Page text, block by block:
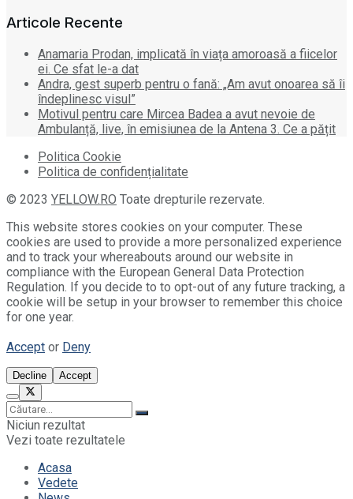
Articole Recente
Anamaria Prodan, implicată în viața amoroasă a fiicelor
ei. Ce sfat le-a dat
Andra, gest superb pentru o fană: „Am avut onoarea să îi
îndeplinesc visul”
Motivul pentru care Mircea Badea a avut nevoie de
Ambulanță, live, în emisiunea de la Antena 3. Ce a pățit
Politica Cookie
Politica de confidențialitate
© 2023 YELLOW.RO Toate drepturile rezervate.
This website stores cookies on your computer. These
cookies are used to provide a more personalized experience
and to track your whereabouts around our website in
compliance with the European General Data Protection
Regulation. If you decide to to opt-out of any future tracking, a
cookie will be setup in your browser to remember this choice
for one year.
Accept or Deny
Decline Accept
Niciun rezultat
Vezi toate rezultatele
Acasa
Vedete